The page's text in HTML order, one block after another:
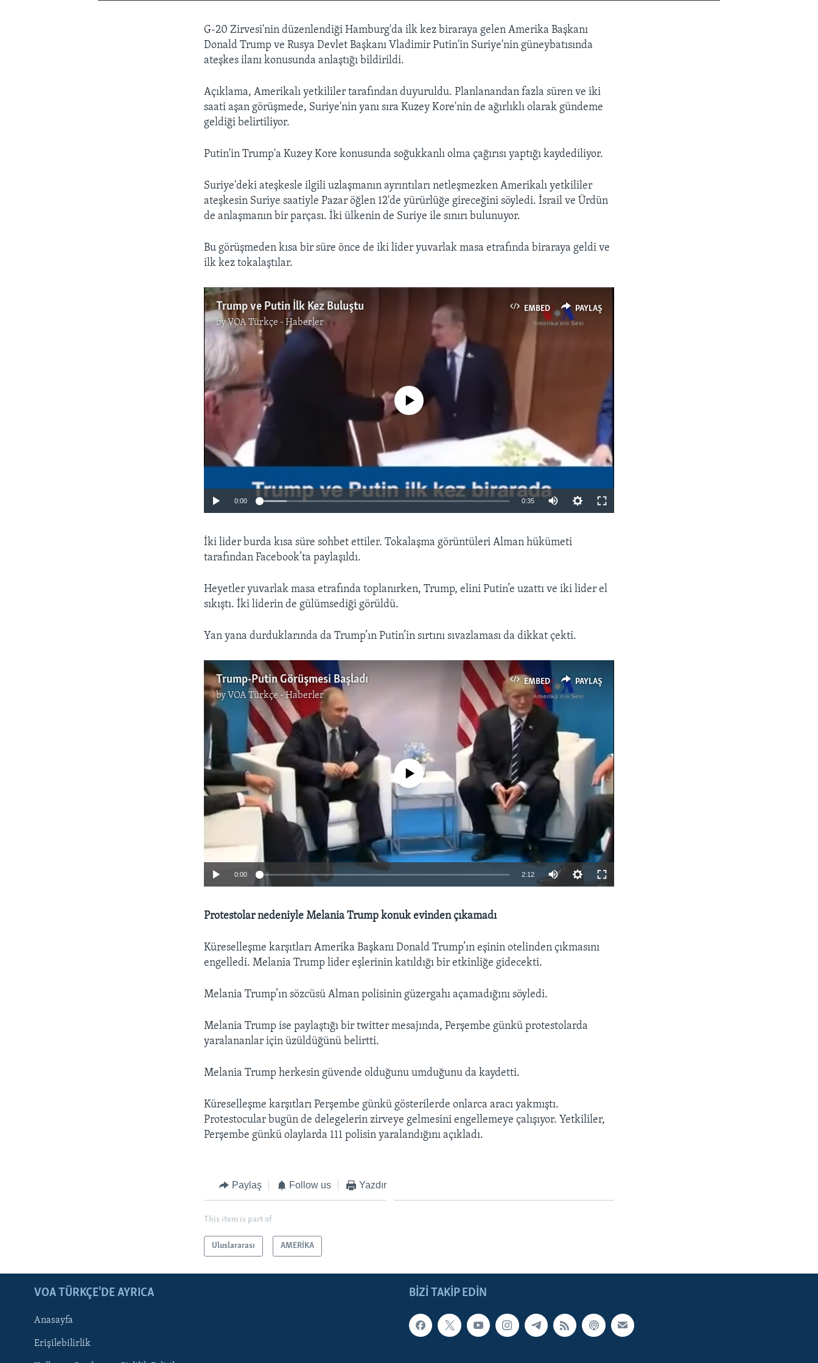
BIZI TAKIP EDIN
G-20 Zirvesi'nin düzenlendiği Hamburg'da ilk kez biraraya gelen Amerika Başkanı
Donald Trump ve Rusya Devlet Başkanı Vladimir Putin'in Suriye'nin güneybatısında
ateşkes ilanı konusunda anlaştığı bildirildi.
Açıklama, Amerikalı yetkililer tarafından duyuruldu. Planlanandan fazla süren ve iki
saati aşan görüşmede, Suriye'nin yanı sıra Kuzey Kore'nin de ağırlıklı olarak gündeme
geldiği belirtiliyor.
Putin'in Trump'a Kuzey Kore konusunda soğukkanlı olma çağırısı yaptığı kaydediliyor.
Suriye'deki ateşkesle ilgili uzlaşmanın ayrıntıları netleşmezken Amerikalı yetkililer
ateşkesin Suriye saatiyle Pazar öğlen 12'de yürürlüğe gireceğini söyledi. İsrail ve Ürdün
de anlaşmanın bir parçası. İki ülkenin de Suriye ile sınırı bulunuyor.
Bu görüşmeden kısa bir süre önce de iki lider yuvarlak masa etrafında biraraya geldi ve
ilk kez tokalaştılar.
EMBED PAYLAŞ
Trump ve Putin İlk Kez Buluştu
byVOA Türkçe - Haberler
EMBED
No media source currently available
0:00 0:35
İki lider burda kısa süre sohbet ettiler. Tokalaşma görüntüleri Alman hükümeti
tarafından Facebook’ta paylaşıldı.
Heyetler yuvarlak masa etrafında toplanırken, Trump, elini Putin’e uzattı ve iki lider el
sıkıştı. İki liderin de gülümsediği görüldü.
Yan yana durduklarında da Trump’ın Putin’in sırtını sıvazlaması da dikkat çekti.
EMBED PAYLAŞ
Trump-Putin Görüşmesi Başladı
by VOA Türkçe - Haberler
No media source currently available
0:00 2:12
Protestolar nedeniyle Melania Trump konuk evinden çıkamadı
Küreselleşme karşıtları Amerika Başkanı Donald Trump’ın eşinin otelinden çıkmasını
engelledi. Melania Trump lider eşlerinin katıldığı bir etkinliğe gidecekti.
Melania Trump’ın sözcüsü Alman polisinin güzergahı açamadığını söyledi.
Melania Trump ise paylaştığı bir twitter mesajında, Perşembe günkü protestolarda
yaralananlar için üzüldüğünü belirtti.
Melania Trump herkesin güvende olduğunu umduğunu da kaydetti.
Küreselleşme karşıtları Perşembe günkü gösterilerde onlarca aracı yakmıştı.
Protestocular bugün de delegelerin zirveye gelmesini engellemeye çalışıyor. Yetkililer,
Perşembe günkü olaylarda 111 polisin yaralandığını açıkladı.
Paylaş Follow us Yazdır
This item is part of
Uluslararası AMERİKA
BIZI TAKIP EDIN
VOA TÜRKÇE'DE AYRICA
Anasayfa
Erişilebilirlik